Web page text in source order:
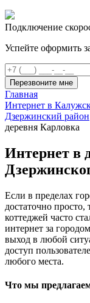
Подключение
Успейте оформить
Перезвоните мне
Главная
Интернет в
Дзержинский район
деревня Карловка
Интернет в
Если в пределах
достаточно
коттеджей часто
интернет за
выход в любой
доступ
любого места.
Что мы